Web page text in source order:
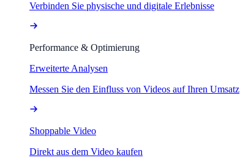
Verbinden Sie physische und digitale Erlebnisse
Performance & Optimierung
Erweiterte Analysen
Messen Sie den Einfluss von Videos auf Ihren Umsatz
Shoppable Video
Direkt aus dem Video kaufen